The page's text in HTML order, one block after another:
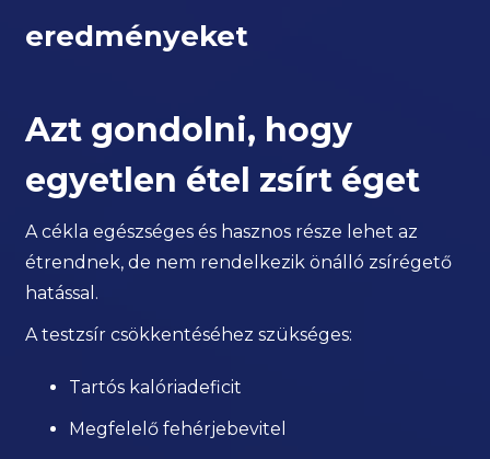
eredményeket
Azt gondolni, hogy
egyetlen étel zsírt éget
A cékla egészséges és hasznos része lehet az
étrendnek, de nem rendelkezik önálló zsírégető
hatással.
A testzsír csökkentéséhez szükséges:
Tartós kalóriadeficit
Megfelelő fehérjebevitel